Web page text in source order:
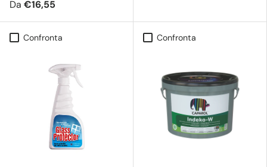
Da €16,55
Confronta Confronta